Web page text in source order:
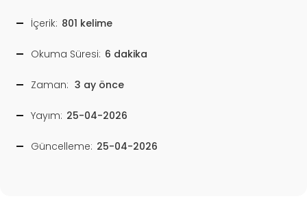
İçerik: 801 kelime
Okuma Süresi: 6 dakika
Zaman: 3 ay önce
Yayım: 25-04-2026
Güncelleme: 25-04-2026